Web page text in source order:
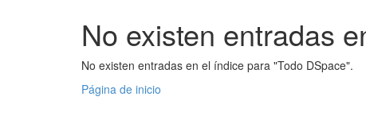
No existen entradas
No existen entradas en el índice para "Todo DSpace".
Página de inicio